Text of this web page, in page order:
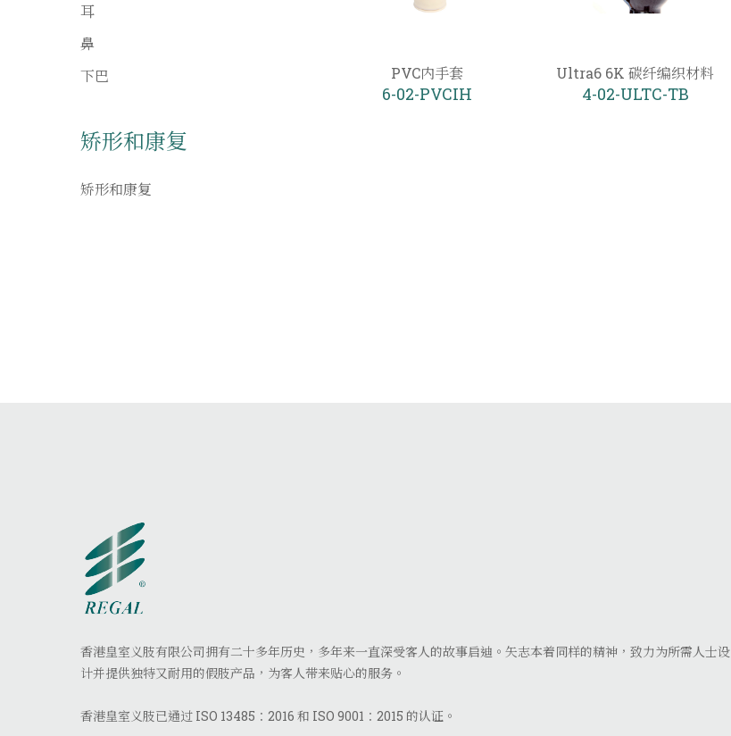
耳
鼻
下巴
矫形和康复
矫形和康复
PVC内手套
6-02-PVCIH
Ultra6 6K 碳纤编织材料
4-02-ULTC-TB
香港皇室义肢有限公司拥有二十多年历史，多年来一直深受客人的故事启迪。矢志本着同样的精神，致力为所需人士设
计并提供独特又耐用的假肢产品，为客人带来贴心的服务。
香港皇室义肢已通过 ISO 13485：2016 和 ISO 9001：2015 的认证。